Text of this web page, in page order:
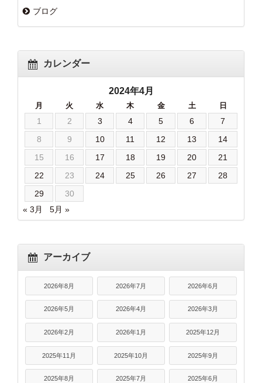
ブログ
カレンダー
2024年4月
月 火 水 木 金 土 日
1 2 3 4 5 6
7
8
9 10 11 12 13
14
15
16 17 18 19 20
21
22
23 24 25 26 27
28
29
30
« 3月
5月 »
アーカイブ
2026年8月 2026年7月 2026年6月
2026年5月 2026年4月 2026年3月
2026年2月 2026年1月 2025年12月
2025年11月 2025年10月 2025年9月
2025年8月 2025年7月 2025年6月